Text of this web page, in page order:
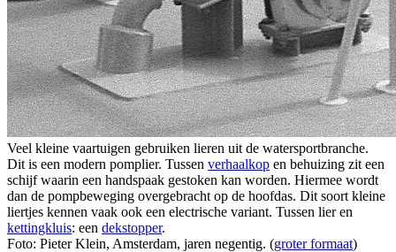
Veel kleine vaartuigen gebruiken lieren uit de watersportbranche.
Dit is een modern pomplier. Tussen verhaalkop en behuizing zit een
schijf waarin een handspaak gestoken kan worden. Hiermee wordt
dan de pompbeweging overgebracht op de hoofdas. Dit soort kleine
liertjes kennen vaak ook een electrische variant. Tussen lier en
kettingkluis: een dekstopper.
Foto: Pieter Klein, Amsterdam, jaren negentig. (groter formaat)